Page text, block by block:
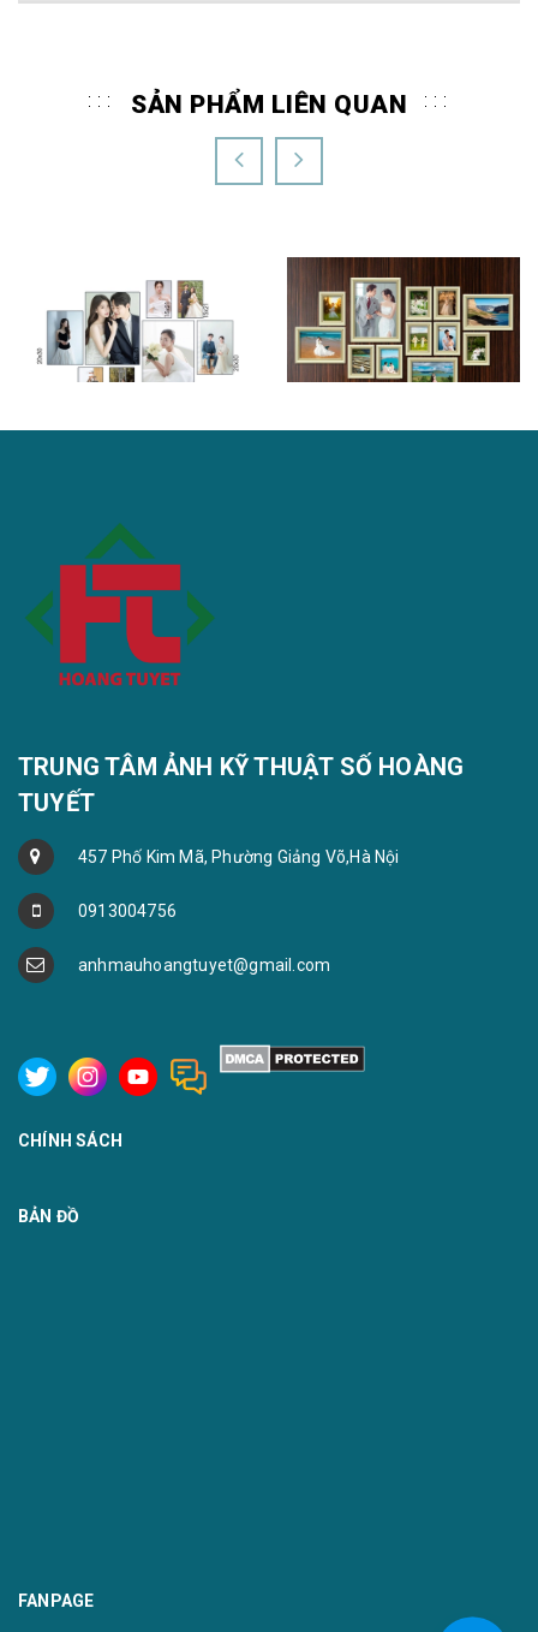
SẢN PHẨM LIÊN QUAN
TRUNG TÂM ẢNH KỸ THUẬT SỐ HOÀNG
TUYẾT
457 Phố Kim Mã, Phường Giảng Võ,Hà Nội
0913004756
anhmauhoangtuyet@gmail.com
CHÍNH SÁCH
BẢN ĐỒ
FANPAGE